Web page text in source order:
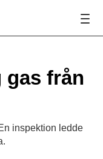
gas från
inspektion ledde